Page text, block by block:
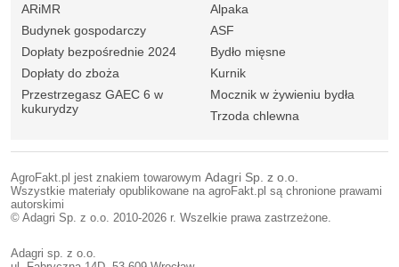
ARiMR
Budynek gospodarczy
Dopłaty bezpośrednie 2024
Dopłaty do zboża
Przestrzegasz GAEC 6 w
kukurydzy
Alpaka
ASF
Bydło mięsne
Kurnik
Mocznik w żywieniu bydła
Trzoda chlewna
AgroFakt.pl jest znakiem towarowym Adagri Sp. z o.o.
Wszystkie materiały opublikowane na agroFakt.pl są chronione prawami
autorskimi
© Adagri Sp. z o.o. 2010-2026 r. Wszelkie prawa zastrzeżone.
Adagri sp. z o.o.